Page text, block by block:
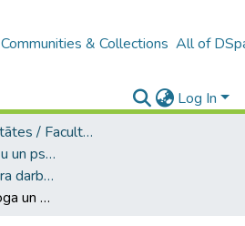
Communities & Collections All of
Log In
B4 – LU fakultātes / Faculties of the UL
A -- Izglītības zinātņu un psiholoģijas fakultāte / Faculty of Education Sciences and Psychology
Bakalaura un maģistra darbi (PPMF) / Bachelor's and Master's theses
Pirmsskolas pedagoga un ģimenes sadarbības iespējas 3-4 gadus vecu bērnu tikumisko priekšstatu veicināšana